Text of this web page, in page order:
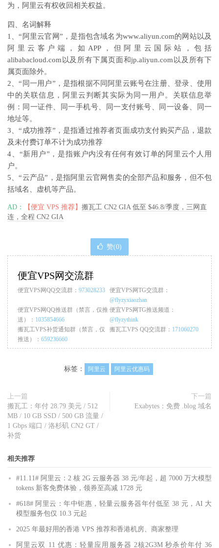
为，阿里云有权收回相关权益。
四、名词解释
1、“阿里云官网”，是指包含域名为www.aliyun.com的网站以及
阿里云客户端，如APP，但阿里云国际站，包括
alibabacloud.com以及所有下属页面和jp.aliyun.com以及所有下
属页面除外。
2、“同一用户”，是指根据不同阿里云账号在注册、登录、使用
中的关联信息，阿里云判断其实际为同一用户。关联信息举
例：同一证件、同一手机号、同一支付账号、同一设备、同一
地址等。
3、“成功推荐”，是指通过推荐者页面成功支付购买产品，退款
及未付费订单不计为成功推荐
4、“新用户”，是指账户内没有任何有效订单的阿里云个人用
户。
5、“云产品”，是指阿里云官网售卖的全部产品和服务，但不包
括域名、虚机等产品。
AD： 【便宜 VPS 推荐】 搬瓦工 CN2 GIA 低至 $46.8/季度，三网直
连，全程 CN2 GIA
赞(0)
便宜VPS网交流群
便宜VPS网QQ交流群： 973028233
便宜VPS网TG交流群：
@flyzyxiaozhan
便宜VPS网QQ推送群（禁言，仅推
送）： 1035854666
便宜VPS网TG推送频道：
@flyzythink
搬瓦工VPS补货通知群（禁言，仅
推送）： 659236660
搬瓦工VPS QQ交流群： 171060270
标签： 阿里云 阿里云优惠码
上一篇
搬瓦工：年付 28.79 美元 / 512
MB / 10 GB SSD / 500 GB 流量 /
1 Gbps 端口 / 洛杉矶 CN2 GT /
补货
下一篇
Exabytes：免费 .blog 域名
相关推荐
#11.11# 阿里云：2 核 2G 云服务器 38 元/年起，超 7000 万大模型
tokens 新客免费体验，领券至高减 1728 元
#618# 阿里云：年中钜惠，轻量云服务器年付低至 38 元，AI 大
模型服务包仅 10.3 元起
2025 年最好用的香港 VPS 推荐和香港机房、商家整理
阿里云双 11 优惠：轻量应用服务器 2核2G3M 秒杀价年付 36